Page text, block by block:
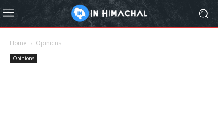
Home Opinions
Opinions